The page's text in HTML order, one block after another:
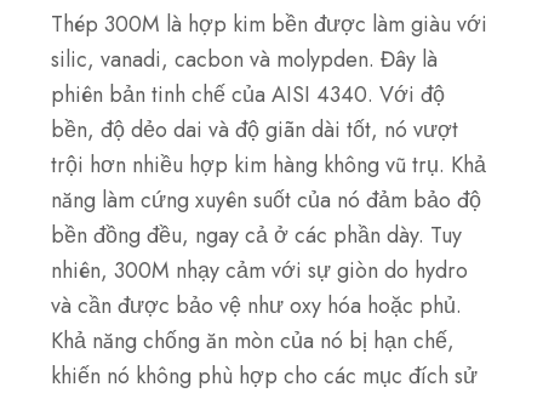
Thép 300M là hợp kim bền được làm giàu với
silic, vanadi, cacbon và molypden. Đây là
phiên bản tinh chế của AISI 4340. Với độ
bền, độ dẻo dai và độ giãn dài tốt, nó vượt
trội hơn nhiều hợp kim hàng không vũ trụ. Khả
năng làm cứng xuyên suốt của nó đảm bảo độ
bền đồng đều, ngay cả ở các phần dày. Tuy
nhiên, 300M nhạy cảm với sự giòn do hydro
và cần được bảo vệ như oxy hóa hoặc phủ.
Khả năng chống ăn mòn của nó bị hạn chế,
khiến nó không phù hợp cho các mục đích sử